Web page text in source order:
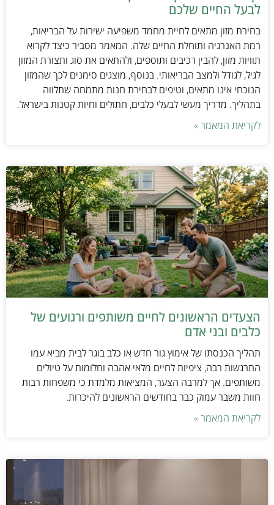
לבעל החיים שלכם
בחירת מזון מתאים לחיית מחמד משפיעה ישירות על הבריאות,
רמת האנרגיה ותוחלת החיים שלה. המאמר מסביר כיצד לקרוא
תוויות מזון, להבין רכיבים ותוספים, ולהתאים את סוג ותצורת המזון
לגיל, לגודל ולמצב הבריאותי. בנוסף, מוצגים סימנים לכך שהמזון
הנוכחי אינו מתאים, וטיפים לבחירת חנות מתמחה שתלווה
בתהליך. מדריך מעשי לבעלי כלבים, חתולים וחיות קטנות בישראל.
לקריאת המאמר »
הצעדים הראשונים לחיים משותפים ורגועים של
כלבים ובני אדם
תהליך הכנסתו של אימוץ גור חדש או כלב בוגר לבית מביא עמו
התרגשות רבה, ציפיות לחיים מלאי אהבה וחלומות על טיולים
משותפים. אך למרבה הצער, המציאות מלמדת כי משפחות רבות
חוות משבר עמוק כבר בחודשים הראשונים להיכרות.
לקריאת המאמר »